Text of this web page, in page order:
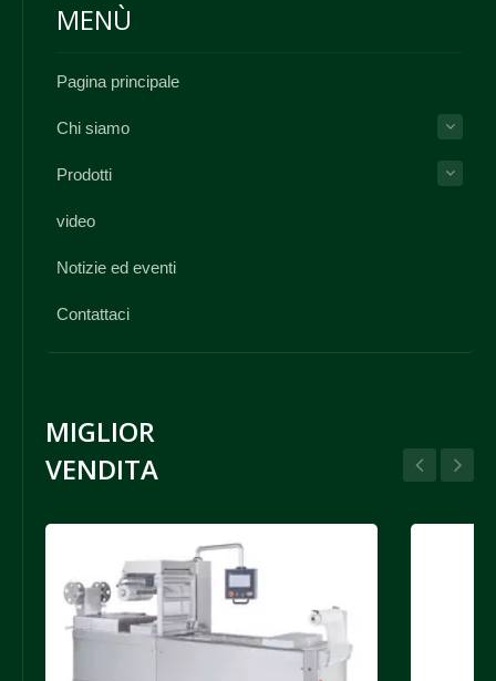
MENÙ
Pagina principale
Chi siamo
Prodotti
video
Notizie ed eventi
Contattaci
MIGLIOR
VENDITA